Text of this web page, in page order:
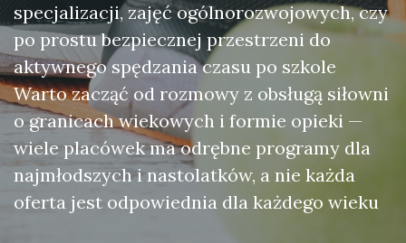
specjalizacji, zajęć ogólnorozwojowych, czy
po prostu bezpiecznej przestrzeni do
aktywnego spędzania czasu po szkole
Warto zacząć od rozmowy z obsługą siłowni
o granicach wiekowych i formie opieki —
wiele placówek ma odrębne programy dla
najmłodszych i nastolatków, a nie każda
oferta jest odpowiednia dla każdego wieku